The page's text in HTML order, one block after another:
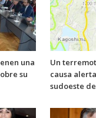
una
su
Un
causa
sudoeste